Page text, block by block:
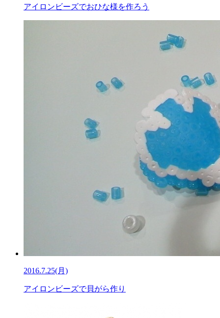
アイロンビーズでおひな様を作ろう
2016.7.25(月)
アイロンビーズで貝がら作り